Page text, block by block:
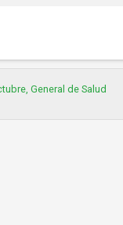
General de Salud